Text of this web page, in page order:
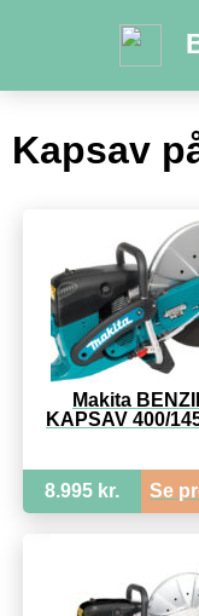
Kapsav
Makita
KAPSAV 400/
8.995 kr. Se